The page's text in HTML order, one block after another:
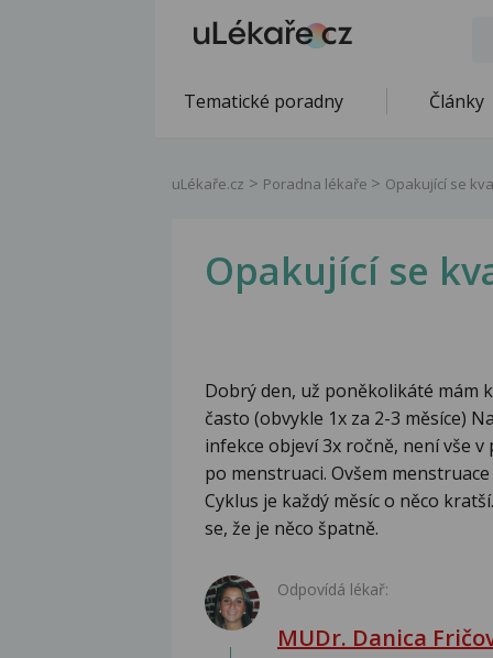
Tematické poradny Články
uLékaře.cz Poradna lékaře Opakující se
Opakující se
Dobrý den, už poněkolikáté mám
často (obvykle 1x za 2-3 měsíce)
infekce objeví 3x ročně, není vše v
po menstruaci. Ovšem
Cyklus je každý měsíc o něco
se, že je něco špatně.
Odpovídá lékař:
MUDr. Danica